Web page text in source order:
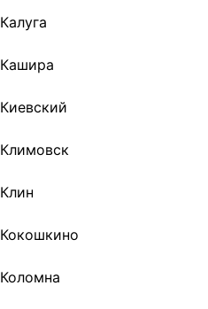
Калуга
Кашира
Киевский
Климовск
Клин
Кокошкино
Коломна